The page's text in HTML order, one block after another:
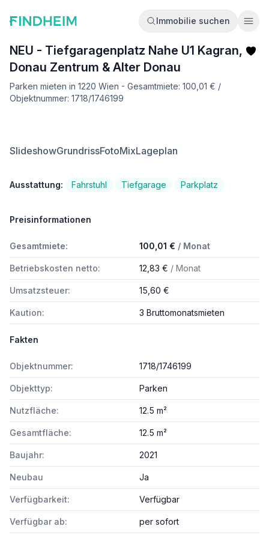
Immobilie suchen
NEU - Tiefgaragenplatz Nahe U1 Kagran,
Donau Zentrum & Alter Donau
Parken mieten in 1220 Wien - Gesamtmiete: 100,01 € /
Objektnummer: 1718/1746199
SlideshowGrundrissFotoMixLageplan
Ausstattung: Fahrstuhl Tiefgarage Parkplatz
Preisinformationen
Gesamtmiete: 100,01 € / Monat
Betriebskosten netto: 12,83 € / Monat
Umsatzsteuer: 15,60 €
Kaution: 3 Bruttomonatsmieten
Fakten
Objektnummer: 1718/1746199
Objekttyp: Parken
Nutzfläche: 12.5 m²
Gesamtfläche: 12.5 m²
Baujahr: 2021
Neubau Ja
Verfügbarkeit: Verfügbar
Verfügbar ab: per sofort